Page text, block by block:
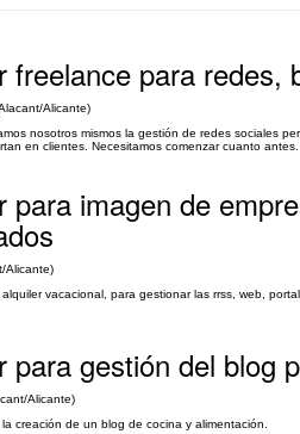
freelance para redes,
Alicante)
nosotros mismos la gestión de redes sociales
en clientes. Necesitamos comenzar cuanto
para imagen de
Alicante)
vacacional, para gestionar las rrss, web,
para gestión del blog
Alicante)
creación de un blog de cocina y alimentación.